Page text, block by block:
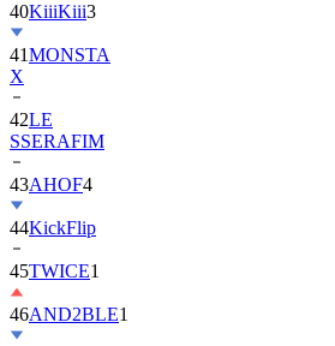
40KiiiKiii3
41MONSTA
X
42LE
SSERAFIM
43AHOF4
44KickFlip
45TWICE1
46AND2BLE1